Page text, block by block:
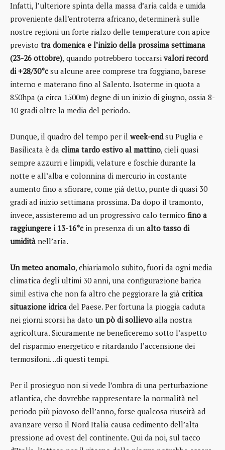
Infatti, l’ulteriore spinta della massa d’aria calda e umida
proveniente dall’entroterra africano, determinerà sulle
nostre regioni un forte rialzo delle temperature con apice
previsto tra domenica e l’inizio della prossima settimana
(23-26 ottobre), quando potrebbero toccarsi valori record
di +28/30°c su alcune aree comprese tra foggiano, barese
interno e materano fino al Salento. Isoterme in quota a
850hpa (a circa 1500m) degne di un inizio di giugno, ossia 8-
10 gradi oltre la media del periodo.
Dunque, il quadro del tempo per il week-endsu Puglia e
Basilicata è da clima tardo estivo al mattino, cieli quasi
sempre azzurri e limpidi, velature e foschie durante la
notte e all’alba e colonnina di mercurio in costante
aumento fino a sfiorare, come già detto, punte di quasi 30
gradi ad inizio settimana prossima. Da dopo il tramonto,
invece, assisteremo ad un progressivo calo termico fino a
raggiungere i 13-16°c in presenza di un alto tasso di
umidità nell’aria.
Un meteo anomalo, chiariamolo subito, fuori da ogni media
climatica degli ultimi 30 anni, una configurazione barica
simil estiva che non fa altro che peggiorare la già critica
situazione idrica del Paese. Per fortuna la pioggia caduta
nei giorni scorsi ha dato un pò di sollievo alla nostra
agricoltura. Sicuramente ne beneficeremo sotto l’aspetto
del risparmio energetico e ritardando l’accensione dei
termosifoni…di questi tempi.
Per il prosieguo non si vede l’ombra di una perturbazione
atlantica, che dovrebbe rappresentare la normalità nel
periodo più piovoso dell’anno, forse qualcosa riuscirà ad
avanzare verso il Nord Italia causa cedimento dell’alta
pressione ad ovest del continente. Qui da noi, sul tacco